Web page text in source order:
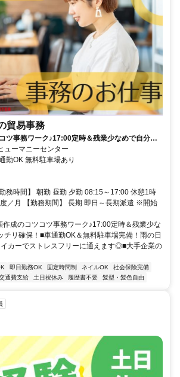
貿易事務
ツ事務ワーク♪17:00定時＆残業少なめで自分時
通勤O…
ューマニーセンター
勤OK 無料駐車場あり
務時間】 朝勤 昼勤 夕勤 08:15～17:00 休憩1時
／月 【勤務期間】 長期 即日～長期派遣 ※開始
作成のコツコツ事務ワーク♪17:00定時＆残業少な
チリ確保！■車通勤OK＆無料駐車場完備！雨の日
イカーでストレスフリーに通えます◎■大手企業の
即日勤務OK 固定時間制 ネイルOK
社会保険完備
通費支給 土日祝休み 履歴書不要 髪型・髪色自由